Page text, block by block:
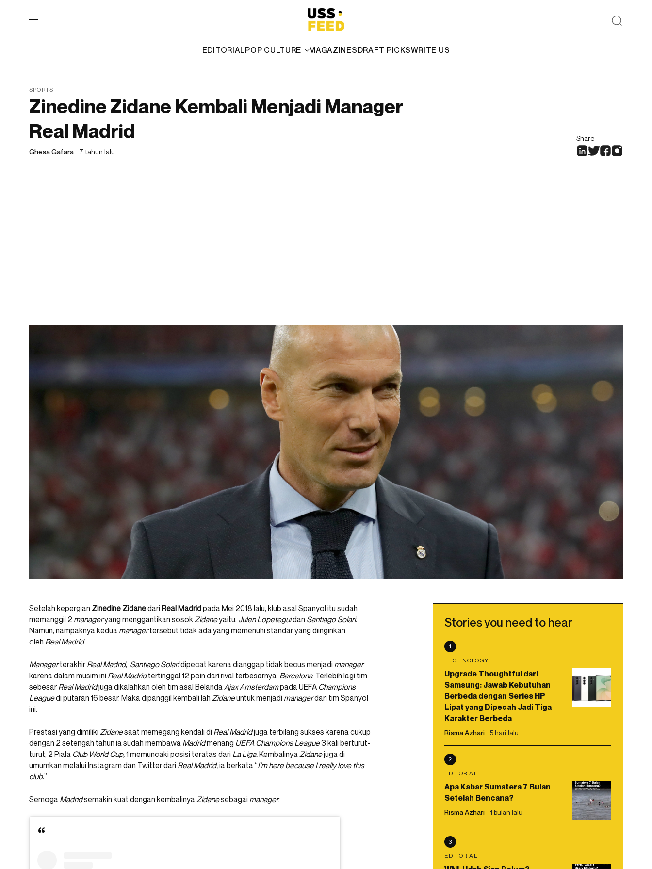
EDITORIALPOP CULTURE MAGAZINESDRAFT PICKSWRITE US
SPORTS
Zinedine Zidane Kembali Menjadi Manager
Real Madrid
Ghesa Gafara 7 tahun lalu
Share
Setelah kepergian Zinedine Zidanedari Real Madridpada Mei 2018 lalu, klub asal Spanyol itu sudah
memanggil 2 manageryang menggantikan sosokZidaneyaitu, Julen Lopeteguidan Santiago Solari.
Namun, nampaknya kedua managertersebut tidak ada yang memenuhi standar yang diinginkan
oleh Real Madrid.
Managerterakhir Real Madrid, Santiago Solaridipecat karena dianggap tidak becus menjadi manager
karena dalam musim ini Real Madridtertinggal 12 poin dari rival terbesarnya, Barcelona. Terlebih lagi tim
sebesar Real Madridjuga dikalahkan oleh tim asal BelandaAjax Amsterdampada UEFA Champions
Leaguedi putaran 16 besar. Maka dipanggil kembali lah Zidaneuntuk menjadi managerdari tim Spanyol
ini.
Prestasi yang dimiliki Zidanesaat memegang kendali di Real Madridjuga terbilang sukses karena cukup
dengan 2 setengah tahun ia sudah membawa Madridmenang UEFA Champions League3 kali berturut-
turut, 2 Piala Club World Cup,1 memuncaki posisi teratas dari La Liga.KembalinyaZidanejuga di
umumkan melalui Instagram dan Twitter dari Real Madrid,ia berkata “I’m here because I really love this
club.”
Semoga Madridsemakin kuat dengan kembalinyaZidanesebagai manager.
Stories you need to hear
1
TECHNOLOGY
Upgrade Thoughtful dari
Samsung: Jawab Kebutuhan
Berbeda dengan Series HP
Lipat yang Dipecah Jadi Tiga
Karakter Berbeda
Risma Azhari 5 hari lalu
2
EDITORIAL
Apa Kabar Sumatera 7 Bulan
Setelah Bencana?
Risma Azhari 1 bulan lalu
3
EDITORIAL